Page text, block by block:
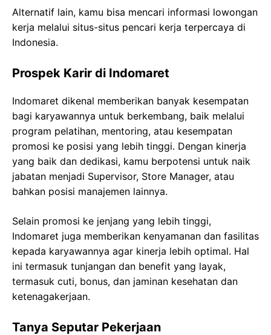
Alternatif lain, kamu bisa mencari informasi lowongan
kerja melalui situs-situs pencari kerja terpercaya di
Indonesia.
Prospek Karir di Indomaret
Indomaret dikenal memberikan banyak kesempatan
bagi karyawannya untuk berkembang, baik melalui
program pelatihan, mentoring, atau kesempatan
promosi ke posisi yang lebih tinggi. Dengan kinerja
yang baik dan dedikasi, kamu berpotensi untuk naik
jabatan menjadi Supervisor, Store Manager, atau
bahkan posisi manajemen lainnya.
Selain promosi ke jenjang yang lebih tinggi,
Indomaret juga memberikan kenyamanan dan fasilitas
kepada karyawannya agar kinerja lebih optimal. Hal
ini termasuk tunjangan dan benefit yang layak,
termasuk cuti, bonus, dan jaminan kesehatan dan
ketenagakerjaan.
Tanya Seputar Pekerjaan